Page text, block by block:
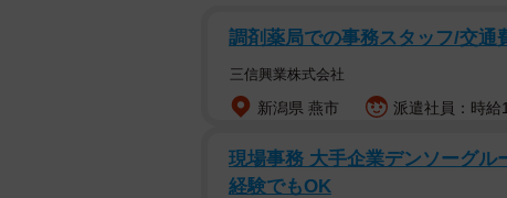
生だった人間に35人の学級と全責任
会社であれば、新人がいきなり店長
投稿には、そんな問題意識が込めら
調剤薬局での事務スタッフ/交通
三信興業株式会社
新潟県 燕市 派遣社員：時給
現場事務 大手企業デンソーグ
経験でもOK